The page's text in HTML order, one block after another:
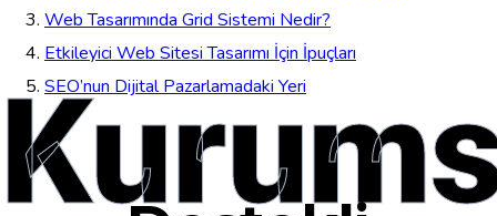
Web Tasarımında Grid Sistemi Nedir?
Etkileyici Web Sitesi Tasarımı İçin İpuçları
SEO’nun Dijital Pazarlamadaki Yeri